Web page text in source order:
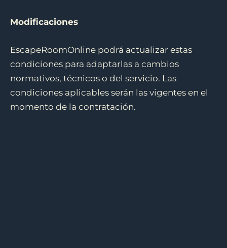
Modificaciones
EscapeRoomOnline podrá actualizar estas
condiciones para adaptarlas a cambios
normativos, técnicos o del servicio. Las
condiciones aplicables serán las vigentes en el
momento de la contratación.